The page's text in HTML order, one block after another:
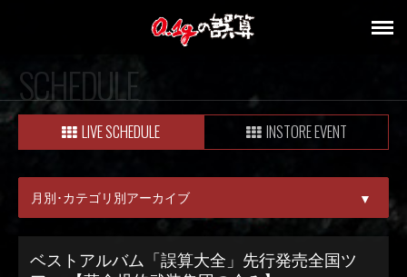
SCHEDULE
LIVE SCHEDULE INSTORE EVENT
月別･カテゴリ別アーカイブ ▼
ALL
ベストアルバム「誤算大全」先行発売全国ツ